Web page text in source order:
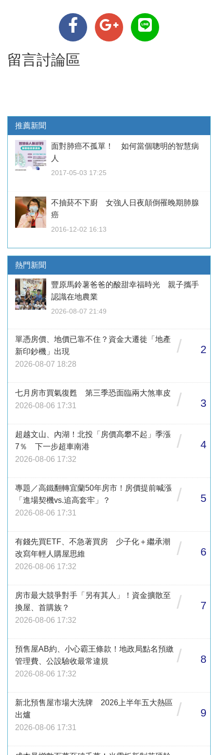
留言討論區
推薦新聞
面對肺癌不孤單！ 如何當個聰明的智慧病
人
2017-05-03 17:25
不抽菸不下廚 女強人日夜顛倒罹晚期肺腺
癌
2016-12-02 16:13
熱門新聞
豐原馬鈴薯爸爸的酸甜幸福時光 親子攜手
認識在地農業
2026-08-07 21:49
單憑房價、地價已靠不住？資金大遷徙「地產
新印鈔機」出現
2026-08-07 18:28
/ 2
七月房市買氣復甦 第三季恐面臨兩大煞車皮
2026-08-06 17:31
/ 3
超越文山、內湖！北投「房價高攀不起」季漲
7％ 下一步超車南港
2026-08-06 17:32
/ 4
專題／高鐵翻轉宜蘭50年房市！房價提前喊漲
「進場契機vs.追高套牢」？
2026-08-06 17:31
/ 5
有錢先買ETF、不急著買房 少子化＋繼承潮
改寫年輕人購屋思維
2026-08-06 17:32
/ 6
房市最大競爭對手「另有其人」！資金擴散至
換屋、首購族？
2026-08-06 17:32
/ 7
預售屋AB約、小心霸王條款！地政局點名預繳
管理費、公設驗收最常違規
2026-08-06 17:32
/ 8
新北預售屋市場大洗牌 2026上半年五大熱區
出爐
2026-08-06 17:31
/ 9